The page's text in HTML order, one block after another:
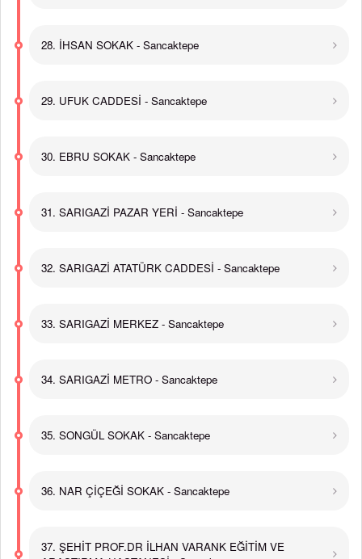
28. İHSAN SOKAK - Sancaktepe
29. UFUK CADDESİ - Sancaktepe
30. EBRU SOKAK - Sancaktepe
31. SARIGAZİ PAZAR YERİ - Sancaktepe
32. SARIGAZİ ATATÜRK CADDESİ - Sancaktepe
33. SARIGAZİ MERKEZ - Sancaktepe
34. SARIGAZİ METRO - Sancaktepe
35. SONGÜL SOKAK - Sancaktepe
36. NAR ÇİÇEĞİ SOKAK - Sancaktepe
37. ŞEHİT PROF.DR İLHAN VARANK EĞİTİM VE